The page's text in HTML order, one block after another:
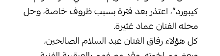
كيبورد”، اعتذر بعد فترة بسبب ظروف خاصة، وحل
محله الفنان عماد غثيرة.
كل هؤلاء رفاق الفنان عبد السلام الصالحين،